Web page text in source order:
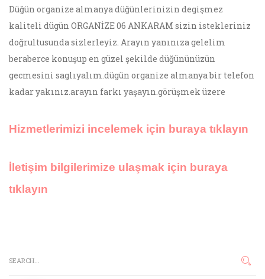
Düğün organize almanya düğünlerinizin degişmez
kaliteli dügün ORGANİZE 06 ANKARAM sizin istekleriniz
doğrultusunda sizlerleyiz. Arayın yanınıza gelelim
beraberce konuşup en güzel şekilde düğününüzün
gecmesini saglıyalım.dügün organize almanya bir telefon
kadar yakınız.arayın farkı yaşayın.görüşmek üzere
Hizmetlerimizi incelemek için buraya tıklayın
İletişim bilgilerimize ulaşmak için buraya
tıklayın